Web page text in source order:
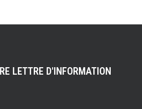
LETTRE D'INFORMATION